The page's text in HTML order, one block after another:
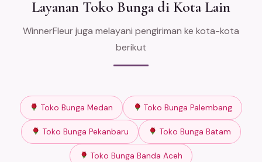
Layanan Toko Bunga di Kota Lain
WinnerFleur juga melayani pengiriman ke kota-kota
berikut
Toko Bunga Medan Toko Bunga Palembang
Toko Bunga Pekanbaru Toko Bunga Batam
Toko Bunga Banda Aceh